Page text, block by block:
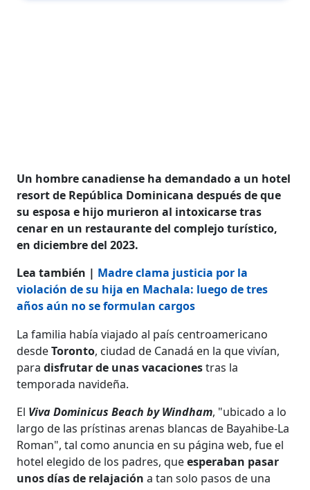
Un hombre canadiense ha demandado a un hotel
resort de República Dominicana después de que
su esposa e hijo murieron al intoxicarse tras
cenar en un restaurante del complejo turístico,
en diciembre del 2023.
Lea también | Madre clama justicia por la
violación de su hija en Machala: luego de tres
años aún no se formulan cargos
La familia había viajado al país centroamericano
desdeToronto, ciudad de Canadá en la que vivían,
paradisfrutar de unas vacacionestras la
temporada navideña.
El Viva Dominicus Beach by Windham, "ubicado a lo
largo de las prístinas arenas blancas de Bayahibe-La
Roman", tal como anuncia en su página web, fue el
hotel elegido de los padres, queesperaban pasar
unos días de relajacióna tan solo pasos de una